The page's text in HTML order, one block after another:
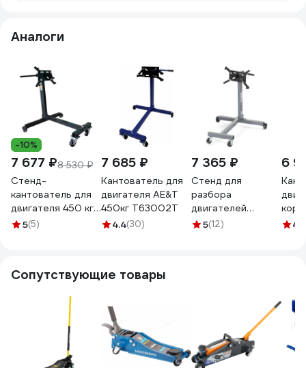
Аналоги
-10%
7 677 ₽8 530 ₽
Стенд-
кантователь для
двигателя 450 кг
Gigant GES-450
5(5)
7 685 ₽
Кантователь для
двигателя AE&T
450кг T63002T
4.4(30)
7 365 ₽
Стенд для
разбора
двигателей
KraftWell г/п 450
5(12)
6
4.6
Сопутствующие товары